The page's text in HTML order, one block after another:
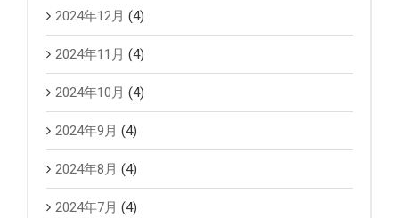
2024年12月 (4)
2024年11月 (4)
2024年10月 (4)
2024年9月 (4)
2024年8月 (4)
2024年7月 (4)